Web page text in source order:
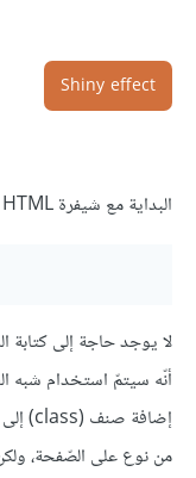
Shiny effect
البداية مع شيفرة HTML
لا يوجد حاجة إلى كتابة
أنّه سيتمّ استخدام شبه
إضافة صنف (class) إلى الوسم
من نوع على الصّفحة،